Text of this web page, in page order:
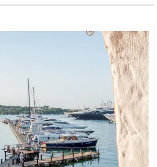
DOLCE
VITA
DI
PORTO
RAFAEL:
UNA
STORIA
DI
PASSIONE
E